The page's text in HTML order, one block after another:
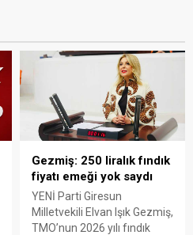
Gezmiş: 250 liralık fındık
fiyatı emeği yok saydı
YENİ Parti Giresun
Milletvekili Elvan Işık Gezmiş,
TMO’nun 2026 yılı fındık